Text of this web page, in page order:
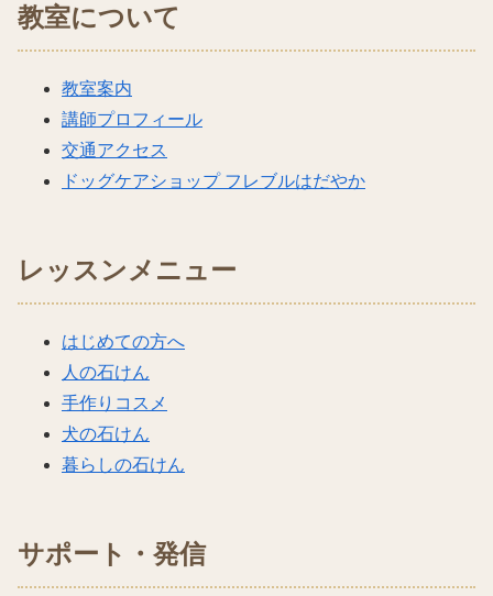
教室について
教室案内
講師プロフィール
交通アクセス
ドッグケアショップ フレブルはだやか
レッスンメニュー
はじめての方へ
人の石けん
手作りコスメ
犬の石けん
暮らしの石けん
サポート・発信